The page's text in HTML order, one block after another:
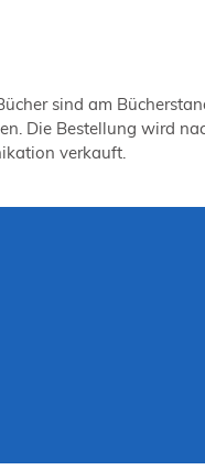
sind am
Die Bestellung wird
verkauft.